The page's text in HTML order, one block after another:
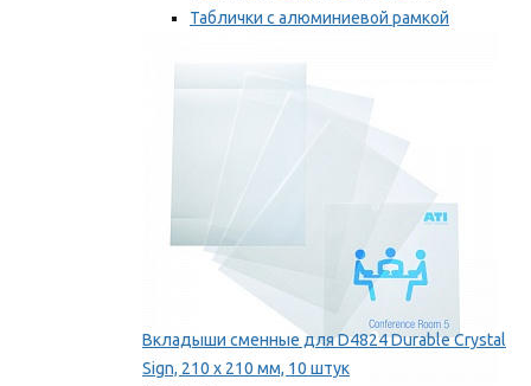
Таблички с алюминиевой рамкой
Вкладыши сменные для D4824 Durable Crystal
Sign, 210 x 210 мм, 10 штук